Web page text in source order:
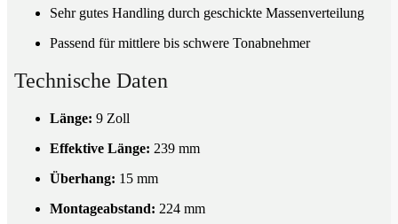
Sehr gutes Handling durch geschickte Massenverteilung
Passend für mittlere bis schwere Tonabnehmer
Technische Daten
Länge: 9 Zoll
Effektive Länge: 239 mm
Überhang: 15 mm
Montageabstand: 224 mm